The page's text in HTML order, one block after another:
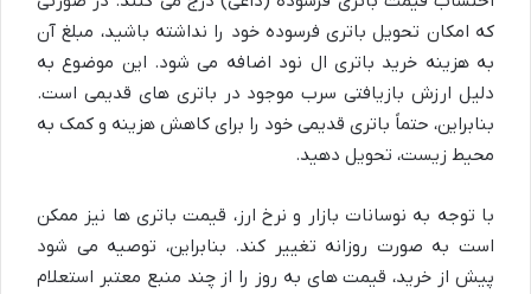
که امکان تحویل باتری فرسوده خود را نداشته باشید، مبلغ آن
به هزینه خرید باتری ال نود اضافه می شود. این موضوع به
دلیل ارزش بازیافتی سرب موجود در باتری های قدیمی است.
بنابراین، حتماً باتری قدیمی خود را برای کاهش هزینه و کمک به
محیط زیست، تحویل دهید.
با توجه به نوسانات بازار و نرخ ارز، قیمت باتری ها نیز ممکن
است به صورت روزانه تغییر کند. بنابراین، توصیه می شود
پیش از خرید، قیمت های به روز را از چند منبع معتبر استعلام